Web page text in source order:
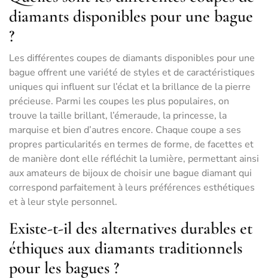
diamants disponibles pour une bague
?
Les différentes coupes de diamants disponibles pour une
bague offrent une variété de styles et de caractéristiques
uniques qui influent sur l’éclat et la brillance de la pierre
précieuse. Parmi les coupes les plus populaires, on
trouve la taille brillant, l’émeraude, la princesse, la
marquise et bien d’autres encore. Chaque coupe a ses
propres particularités en termes de forme, de facettes et
de manière dont elle réfléchit la lumière, permettant ainsi
aux amateurs de bijoux de choisir une bague diamant qui
correspond parfaitement à leurs préférences esthétiques
et à leur style personnel.
Existe-t-il des alternatives durables et
éthiques aux diamants traditionnels
pour les bagues ?